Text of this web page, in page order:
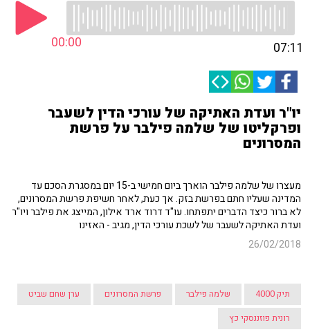
00:00 07:11
יו"ר ועדת האתיקה של עורכי הדין לשעבר
ופרקליטו של שלמה פילבר על פרשת
המסרונים
מעצרו של שלמה פילבר הוארך ביום חמישי ב-15 יום במסגרת הסכם עד
המדינה שעליו חתם בפרשת בזק. אך כעת, לאחר חשיפת פרשת המסרונים,
לא ברור כיצד הדברים יתפתחו. עו"ד דרוד ארד אילון, המייצג את פילבר ויו"ר
ועדת האתיקה לשעבר של לשכת עורכי הדין, מגיב - האזינו
26/02/2018
תיק 4000 שלמה פילבר פרשת המסרונים
ערן שחם שביט
רונית פוזננסקי כץ